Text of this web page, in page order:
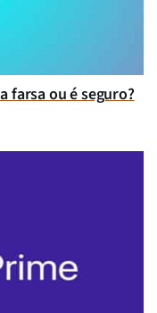
farsa ou é seguro?